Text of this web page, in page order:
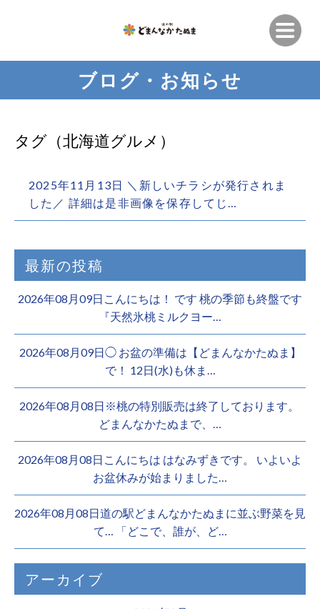
ブログ・お知らせ
タグ（北海道グルメ）
2025年11月13日 ＼新しいチラシが発行されま
した／ 詳細は是非画像を保存してじ…
最新の投稿
2026年08月09日こんにちは！ です 桃の季節も終盤です
『天然氷桃ミルクヨー…
2026年08月09日◯ お盆の準備は【どまんなかたぬま】
で！ 12日(水)も休ま…
2026年08月08日※桃の特別販売は終了しております。 ️
どまんなかたぬまで、…
2026年08月08日こんにちは はなみずきです。 いよいよ
お盆休みが始まりました…
2026年08月08日道の駅どまんなかたぬまに並ぶ野菜を見
て… 「どこで、誰が、ど…
アーカイブ